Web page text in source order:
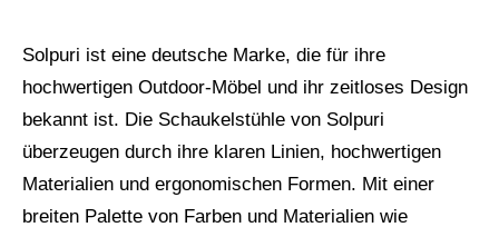
Solpuri ist eine deutsche Marke, die für ihre
hochwertigen Outdoor-Möbel und ihr zeitloses Design
bekannt ist. Die Schaukelstühle von Solpuri
überzeugen durch ihre klaren Linien, hochwertigen
Materialien und ergonomischen Formen. Mit einer
breiten Palette von Farben und Materialien wie